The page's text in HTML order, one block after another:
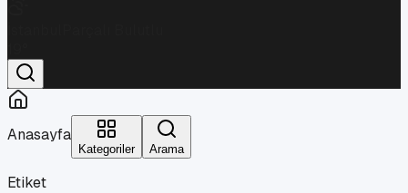
Anasayfa
Kategoriler Arama
Etiket